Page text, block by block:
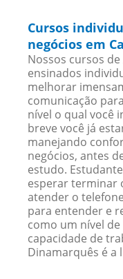
Cursos
negócios em
Nossos cursos
ensinados
melhorar
comunicação
nível o qual você
breve você já
manejando
negócios, antes
estudo.
esperar terminar
atender o
para entender e
como um nível
capacidade de
Dinamarquês é a